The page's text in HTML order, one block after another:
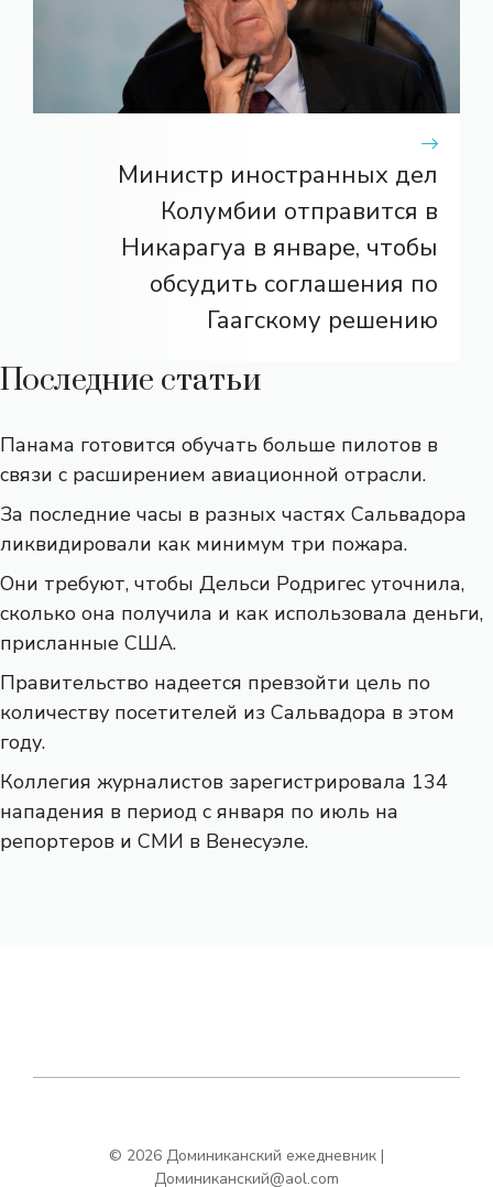
Министр иностранных дел
Колумбии отправится в
Никарагуа в январе, чтобы
обсудить соглашения по
Гаагскому решению
Последние статьи
Панама готовится обучать больше пилотов в
связи с расширением авиационной отрасли.
За последние часы в разных частях Сальвадора
ликвидировали как минимум три пожара.
Они требуют, чтобы Дельси Родригес уточнила,
сколько она получила и как использовала деньги,
присланные США.
Правительство надеется превзойти цель по
количеству посетителей из Сальвадора в этом
году.
Коллегия журналистов зарегистрировала 134
нападения в период с января по июль на
репортеров и СМИ в Венесуэле.
© 2026 Доминиканский ежедневник |
Доминиканский@aol.com